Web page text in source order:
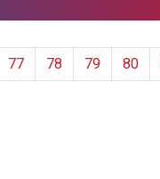
77 78 79 80